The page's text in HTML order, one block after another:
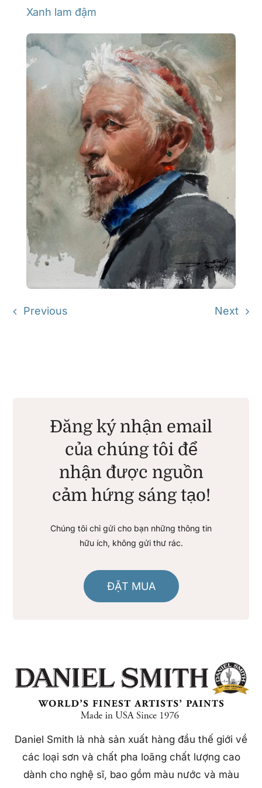
Xanh lam đậm
Previous Next
Đăng ký nhận email
của chúng tôi để
nhận được nguồn
cảm hứng sáng tạo!
Chúng tôi chỉ gửi cho bạn những thông tin
hữu ích, không gửi thư rác.
ĐẶT MUA
Daniel Smith là nhà sản xuất hàng đầu thế giới về
các loại sơn và chất pha loãng chất lượng cao
dành cho nghệ sĩ, bao gồm màu nước và màu